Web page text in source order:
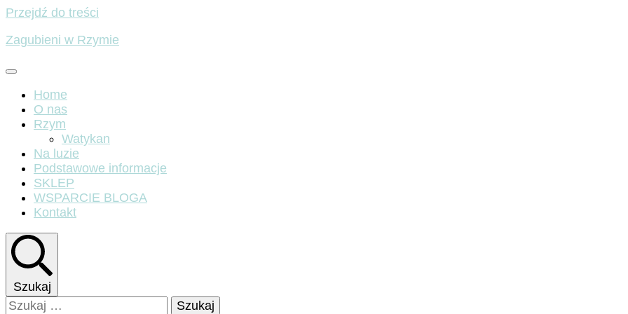
Przejdź do treści
Zagubieni w Rzymie
Home
O nas
Rzym
Watykan
Na luzie
Podstawowe informacje
SKLEP
WSPARCIE BLOGA
Kontakt
Szukaj
Szukaj: